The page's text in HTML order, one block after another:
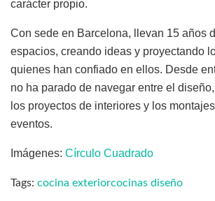
carácter propio.
Con sede en Barcelona, llevan 15 años
espacios, creando ideas y proyectando
quienes han confiado en ellos. Desde
no ha parado de navegar entre el
los proyectos de interiores y los
eventos.
Imágenes: Círculo Cuadrado
Tags: cocina exteriorcocinas diseño